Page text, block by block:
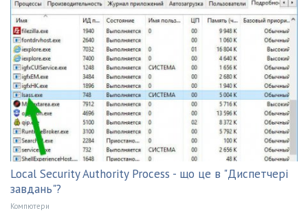
Local Security Authority Process - що це в "Диспетчері
завдань"?
Компютери